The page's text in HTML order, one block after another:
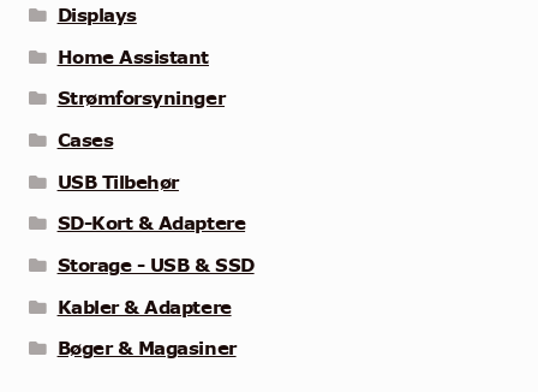
Displays
Home Assistant
Strømforsyninger
Cases
USB Tilbehør
SD-Kort & Adaptere
Storage - USB & SSD
Kabler & Adaptere
Bøger & Magasiner